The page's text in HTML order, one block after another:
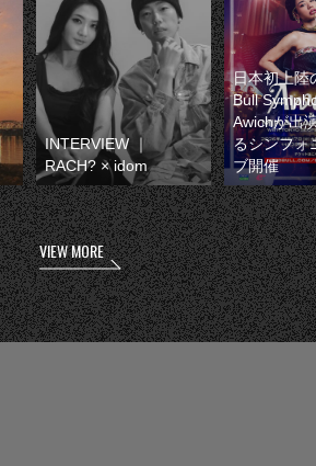
INTERVIEW ｜
RACH? × idom
日本初上陸
Bull
Awichが出
るシンフォ
ブ開催
VIEW MORE